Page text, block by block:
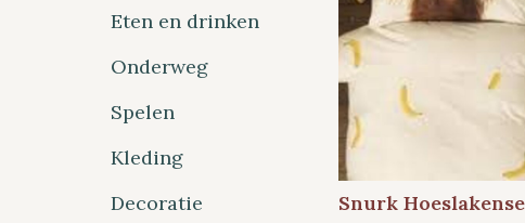
Eten en drinken
Onderweg
Spelen
Kleding
Decoratie
Snurk